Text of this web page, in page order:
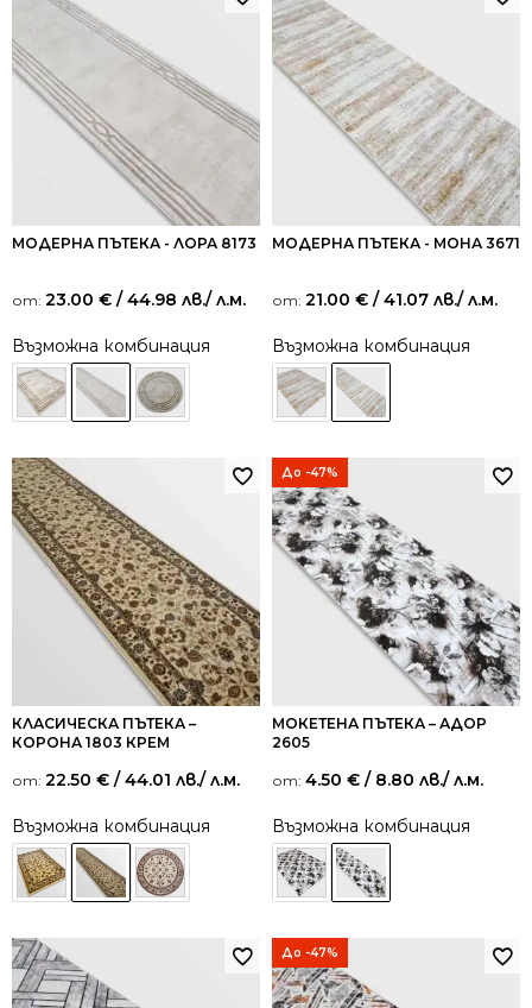
МОДЕРНА ПЪТЕКА - ЛОРА 8173
от: 23.00 € / 44.98 лв./ л.м.
Възможна комбинация
МОДЕРНА ПЪТЕКА - МОНА 3671
от: 21.00 € / 41.07 лв./ л.м.
Възможна комбинация
КЛАСИЧЕСКА ПЪТЕКА –
КОРОНА 1803 КРЕМ
от: 22.50 € / 44.01 лв./ л.м.
Възможна комбинация
До -47%
МОКЕТЕНА ПЪТЕКА – АДОР
2605
от: 4.50 € / 8.80 лв./ л.м.
Възможна комбинация
До -47%